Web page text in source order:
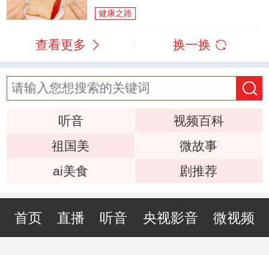
健康之路
查看更多 换一换
听音
视频百科
祖国美
微故事
ai美食
剧推荐
首页 直播 听音 央视影音 微视频